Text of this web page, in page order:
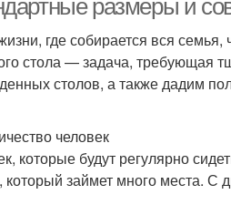
размеры и
где собирается вся семья,
стола — задача, требующая
столов, а также дадим
человек
которые будут регулярно
займет много места. С